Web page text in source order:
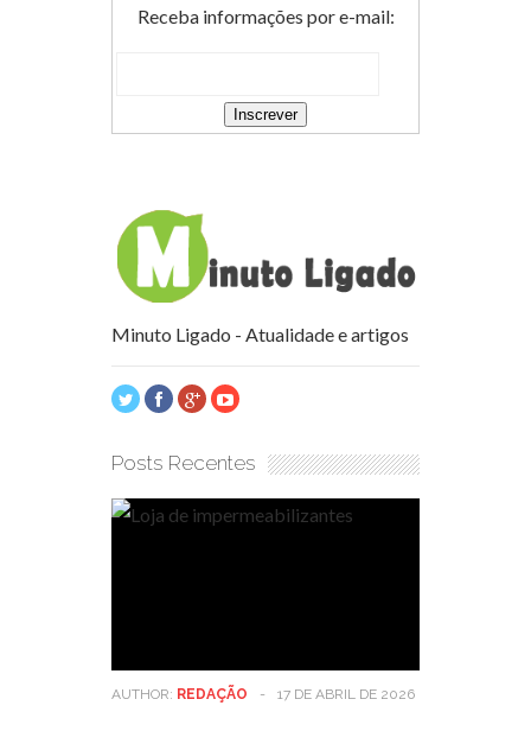
Receba informações por e-mail:
Minuto Ligado - Atualidade e artigos
Posts Recentes
AUTHOR: REDAÇÃO - 17 DE ABRIL DE 2026